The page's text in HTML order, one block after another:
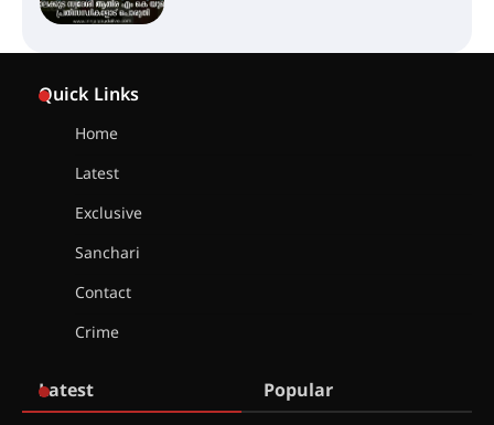
Quick Links
Home
Latest
Exclusive
Sanchari
Contact
Crime
Latest Popular